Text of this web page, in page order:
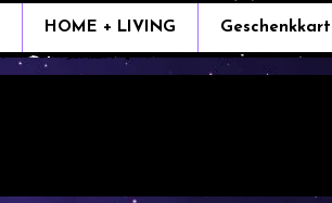
HOME + LIVING